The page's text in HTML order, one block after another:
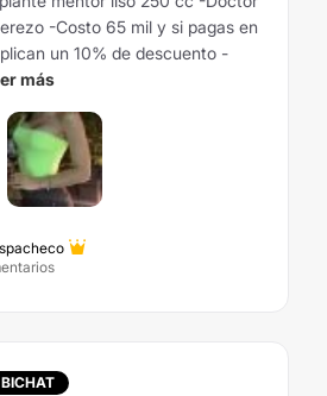
-Costo 65 mil y si pagas en
un 10% de descuento -
más